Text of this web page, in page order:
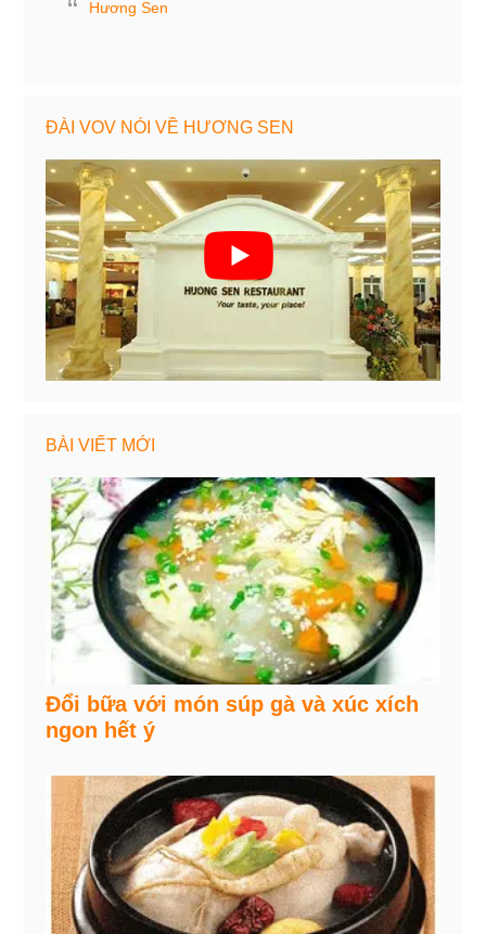
Hương Sen
ĐÀI VOV NÓI VỀ HƯƠNG SEN
BÀI VIẾT MỚI
Đổi bữa với món súp gà và xúc xích
ngon hết ý